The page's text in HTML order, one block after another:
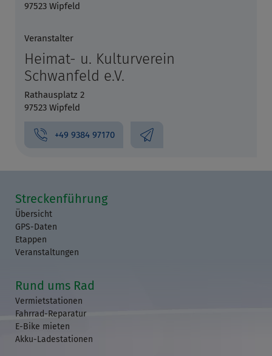
97523 Wipfeld
Veranstalter
Heimat- u. Kulturverein
Schwanfeld e.V.
Rathausplatz 2
97523 Wipfeld
+49 9384 97170
Streckenführung
Übersicht
GPS-Daten
Etappen
Veranstaltungen
Rund ums Rad
Vermietstationen
Fahrrad-Reparatur
E-Bike mieten
Akku-Ladestationen